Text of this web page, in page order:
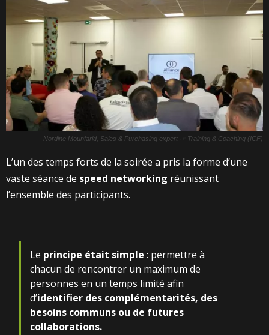
Nordine Mounfarid, Sales & Purchasing expert ☞ Training & Coaching (ICF)
L’un des temps forts de la soirée a pris la forme d’une
vaste séance de speed networking réunissant
l’ensemble des participants.
Le principe était simple : permettre à
chacun de rencontrer un maximum de
personnes en un temps limité afin
d’identifier des complémentarités, des
besoins communs ou de futures
collaborations.